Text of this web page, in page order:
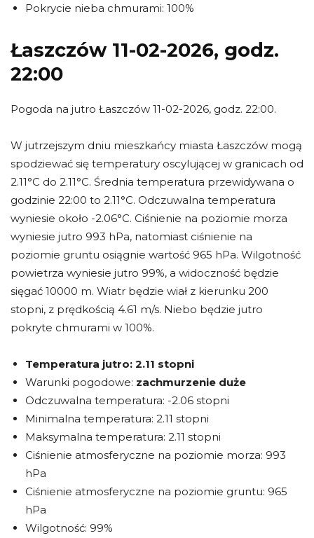
Pokrycie nieba chmurami: 100%
Łaszczów 11-02-2026, godz.
22:00
Pogoda na jutro Łaszczów 11-02-2026, godz. 22:00.
W jutrzejszym dniu mieszkańcy miasta Łaszczów mogą
spodziewać się temperatury oscylującej w granicach od
2.11°C do 2.11°C. Średnia temperatura przewidywana o
godzinie 22:00 to 2.11°C. Odczuwalna temperatura
wyniesie około -2.06°C. Ciśnienie na poziomie morza
wyniesie jutro 993 hPa, natomiast ciśnienie na
poziomie gruntu osiągnie wartość 965 hPa. Wilgotność
powietrza wyniesie jutro 99%, a widoczność będzie
sięgać 10000 m. Wiatr będzie wiał z kierunku 200
stopni, z prędkością 4.61 m/s. Niebo będzie jutro
pokryte chmurami w 100%.
Temperatura jutro: 2.11 stopni
Warunki pogodowe: zachmurzenie duże
Odczuwalna temperatura: -2.06 stopni
Minimalna temperatura: 2.11 stopni
Maksymalna temperatura: 2.11 stopni
Ciśnienie atmosferyczne na poziomie morza: 993
hPa
Ciśnienie atmosferyczne na poziomie gruntu: 965
hPa
Wilgotność: 99%